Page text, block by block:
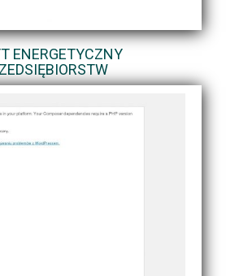
ENERGETYCZNY